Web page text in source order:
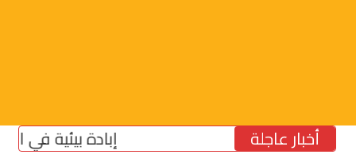
أخبار عاجلة إبادة بيئية في